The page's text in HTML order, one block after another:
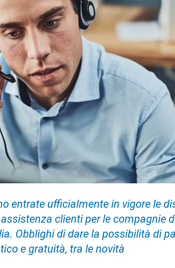
entrate ufficialmente in vigore le
clienti per le compagnie
Obblighi di dare la possibilità di
e gratuità, tra le novità